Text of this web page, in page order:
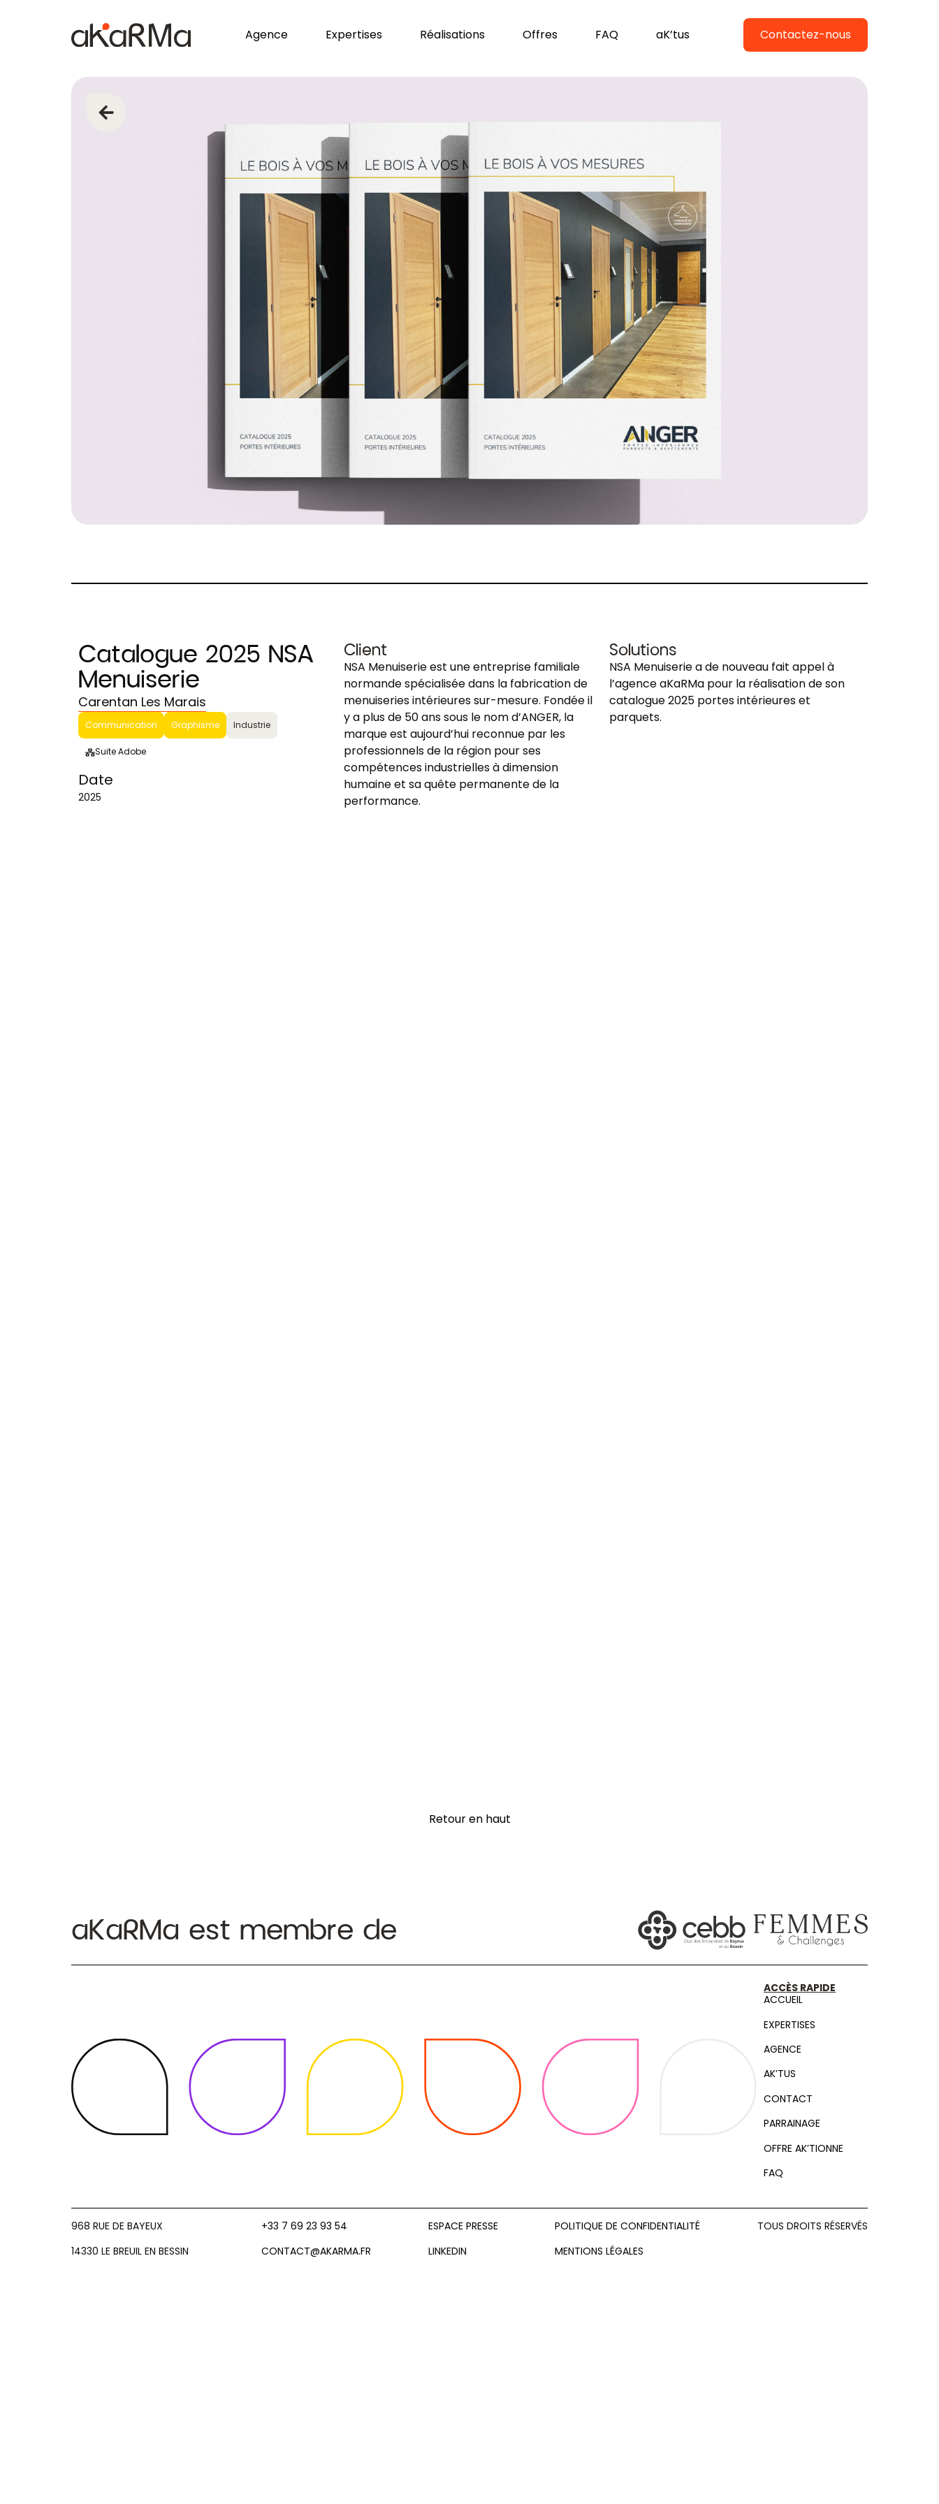
Agence Expertises Réalisations Offres FAQ aK’tus Contactez-nous
Catalogue 2025 NSA
Menuiserie
Carentan Les Marais
Communication Graphisme Industrie
Suite Adobe
Date
2025
Client
NSA Menuiserie est une entreprise familiale
normande spécialisée dans la fabrication de
menuiseries intérieures sur-mesure. Fondée il
y a plus de 50 ans sous le nom d’ANGER, la
marque est aujourd’hui reconnue par les
professionnels de la région pour ses
compétences industrielles à dimension
humaine et sa quête permanente de la
performance.
Solutions
NSA Menuiserie a de nouveau fait appel à
l’agence aKaRMa pour la réalisation de son
catalogue 2025 portes intérieures et
parquets.
Retour en haut
aKaRMa est membre de
ACCÈS RAPIDE
ACCUEIL
EXPERTISES
AGENCE
AK’TUS
CONTACT
PARRAINAGE
OFFRE AK’TIONNE
FAQ
968 RUE DE BAYEUX
14330 LE BREUIL EN BESSIN
+33 7 69 23 93 54
CONTACT@AKARMA.FR
ESPACE PRESSE
LINKEDIN
POLITIQUE DE CONFIDENTIALITÉ
MENTIONS LÉGALES
TOUS DROITS RÉSERVÉS